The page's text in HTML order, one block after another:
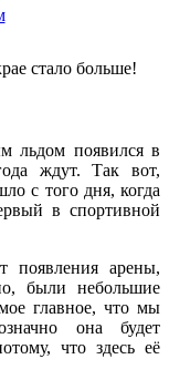
стало больше!
льдом появился в
ждут. Так вот,
с того дня, когда
в спортивной
появления арены,
были небольшие
главное, что мы
она будет
что здесь её